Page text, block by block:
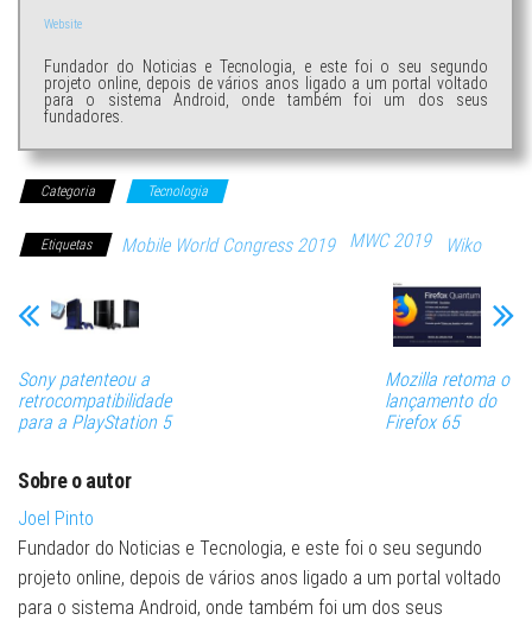
Website
Fundador do Noticias e Tecnologia, e este foi o seu segundo
projeto online, depois de vários anos ligado a um portal voltado
para o sistema Android, onde também foi um dos seus
fundadores.
Categoria Tecnologia
Etiquetas Mobile World Congress 2019 MWC 2019 Wiko
Sony patenteou a
retrocompatibilidade
para a PlayStation 5
Mozilla retoma o
lançamento do
Firefox 65
Sobre o autor
Joel Pinto
Fundador do Noticias e Tecnologia, e este foi o seu segundo
projeto online, depois de vários anos ligado a um portal voltado
para o sistema Android, onde também foi um dos seus